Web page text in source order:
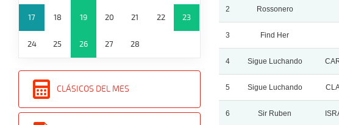
17 18 19 20 21 22 23
24 25 26 27 28
CLÁSICOS DEL MES
2 Rossonero
3 Find Her
4 Sigue Luchando
5 Sigue Luchando
6 Sir Ruben